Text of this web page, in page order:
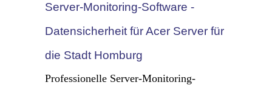
Server-Monitoring-Software -
Datensicherheit für Acer Server für
die Stadt Homburg
Professionelle Server-Monitoring-